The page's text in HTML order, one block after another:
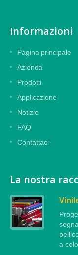
Informazioni
Pagina principale
Azienda
Prodotti
Applicazione
Notizie
FAQ
Contattaci
La nostra
a